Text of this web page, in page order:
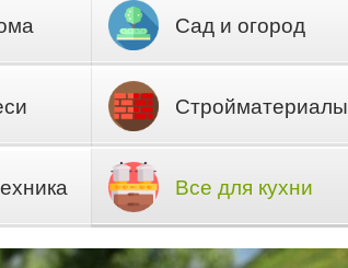
Сад и огород
Стройматериалы
Все для кухни